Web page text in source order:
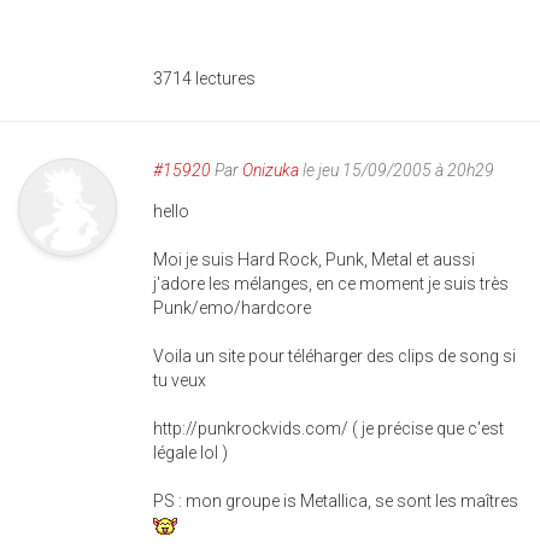
3714 lectures
#15920 ParOnizukale jeu 15/09/2005 à 20h29
hello
Moi je suis Hard Rock, Punk, Metal et aussi
j'adore les mélanges, en ce moment je suis très
Punk/emo/hardcore
Voila un site pour téléharger des clips de song si
tu veux
http://punkrockvids.com/ ( je précise que c'est
légale lol )
PS : mon groupe is Metallica, se sont les maîtres